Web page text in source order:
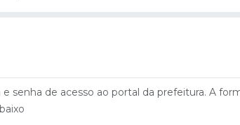
senha de acesso ao portal da prefeitura. A